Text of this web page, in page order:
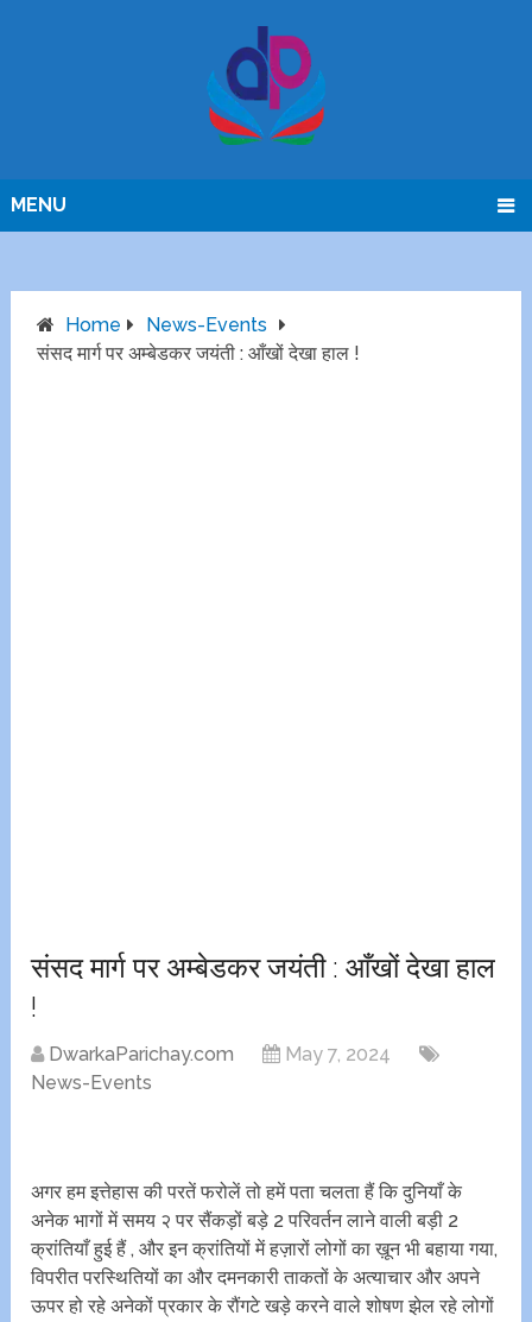
MENU
Home
News-Events
संसद मार्ग पर अम्बेडकर जयंती : आँखों देखा हाल !
संसद मार्ग पर अम्बेडकर जयंती : आँखों देखा हाल
!
DwarkaParichay.com
May 7, 2024
News-Events
अगर हम इत्तेहास की परतें फरोलें तो हमें पता चलता हैं कि दुनियाँ के
अनेक भागों में समय २ पर सैंकड़ों बड़े 2 परिवर्तन लाने वाली बड़ी 2
क्रांतियाँ हुई हैं , और इन क्रांतियों में हज़ारों लोगों का ख़ून भी बहाया गया,
विपरीत परस्थितियों का और दमनकारी ताकतों के अत्याचार और अपने
ऊपर हो रहे अनेकों प्रकार के रौंगटे खड़े करने वाले शोषण झेल रहे लोगों